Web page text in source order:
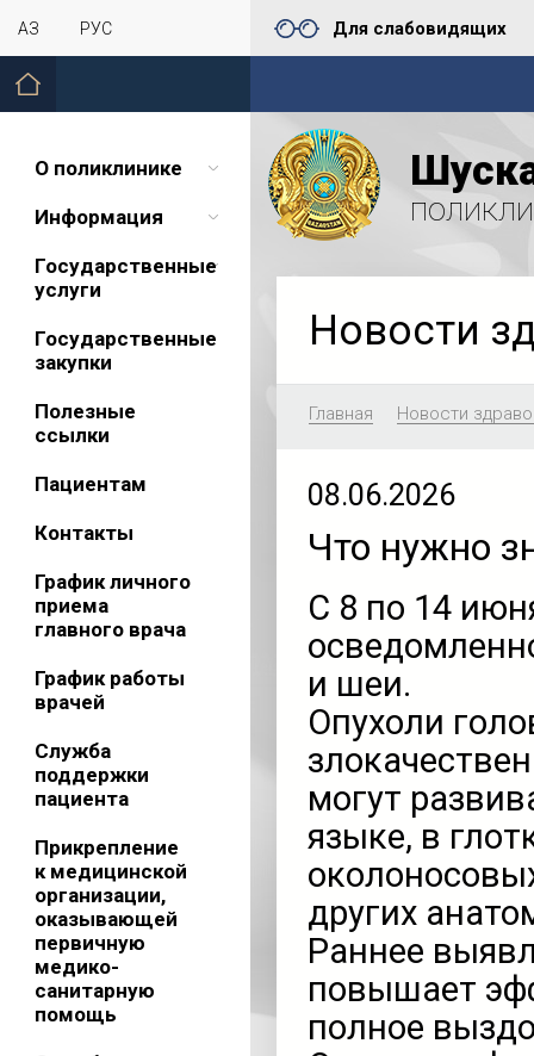
ҚАЗ РУС Для слабовидящих
О поликлинике
Информация
Государственные
услуги
Государственные
закупки
Полезные
ссылки
Пациентам
Контакты
График личного
приема
главного врача
График работы
врачей
Служба
поддержки
пациента
Прикрепление
к медицинской
организации,
оказывающей
первичную
медико-
санитарную
помощь
Новости
Главная Новости
08.06.2026
Что нужно
С 8 по 14
и шеи.
Опухоли
могут
языке, в
других
Раннее
повышает
полное